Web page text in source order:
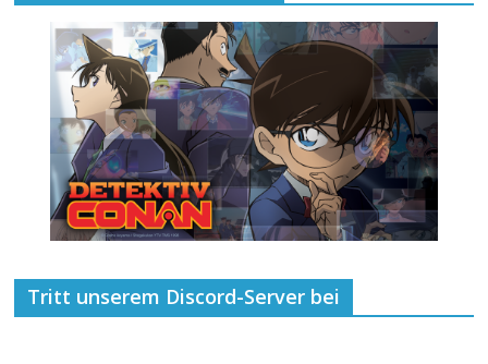
Tritt unserem Discord-Server bei